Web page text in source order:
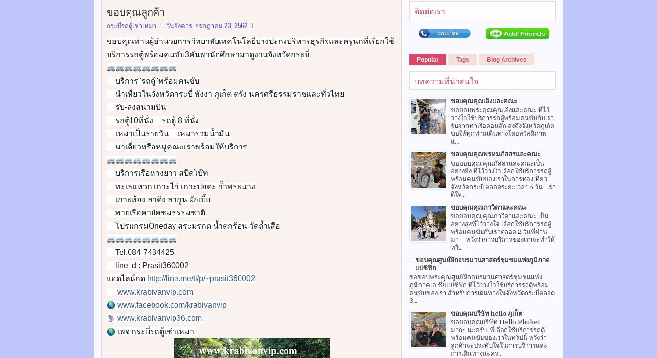
ขอบคุณลูกค้า
กระบี่รถตู้เช่าเหมา วันอังคาร, กรกฎาคม 23, 2562
ขอบคุณท่านผู้อำนวยการวิทยาลัยเทคโนโลยีบางปะกงบริหารธุรกิจและครูนกที่เรียกใช้
บริการรถตู้พร้อมคนขับ3คันพานักศึกษามาดูงานจังหวัดกระบี่
🚐🚐🚐🚐🚐🚐🚐🚐
บริการ"รถตู้"พร้อมคนขับ
นำเที่ยวในจังหวัดกระบี่ พังงา ภูเก็ต ตรัง นครศรีธรรมราชและทั่วไทย
รับ-ส่งสนามบิน
รถตู้10ที่นั่ง
รถตู้ 8 ที่นั่ง
เหมาเป็นรายวัน
เหมารวมน้ำมัน
มาเดี่ยวหรือหมู่คณะเราพร้อมให้บริการ
🚐🚐🚐🚐🚐🚐🚐🚐
👉บริการเรือหางยาว สปีดโบ๊ท
👉ทะเลแหวก เกาะไก่ เกาะปอดะ ถ้ำพระนาง
👉เกาะห้อง ลาดิง ลากูน ผักเบี้ย
👉พายเรือคายัคชมธรรมชาติ
โปรแกรมOneday สระมรกต น้ำตกร้อน วัดถ้ำเสือ
🚐🚐🚐🚐🚐🚐🚐🚐
Tel.084-7484425
line id : Prasit360002
แอดไลน์กด http://line.me/ti/p/~prasit360002
www.krabivanvip.com
🌎 www.facebook.com/krabivanvip
📡 www.krabivanvip36.com
🌎 เพจ กระบี่รถตู้เช่าเหมา
ติดต่อเรา
Popular Tags Blog Archives
บทความที่น่าสนใจ
ขอบคุณคุณเอิงและคณะ
ขอขอบพระคุณคุณเอิงและคณะ ที่ไว้
วางใจใช้บริการรถตู้พร้อมคนขับกับเรา
รับจากท่าเรือดอนสัก ส่งถึงจังหวัดภูเก็ต
ขอให้ทุกท่านเดินทางโดยสวัสดิภาพ
แ...
ขอบคุณคุณพรหมภัสสรและคณะ
ขอขอบคุณ คุณภัสสรและคณะเป็น
อย่างยิ่ง ที่ไว้วางใจเลือกใช้บริการรถตู้
พร้อมคนขับของเราในการท่องเที่ยว
จังหวัดกระบี่ ตลอดระยะเวลา 5 วัน เรา
ดีใจ...
ขอบคุณคุณภาวิดาและคณะ
ขอขอบคุณ คุณภาวิดาและคณะ เป็น
อย่างสูงที่ไว้วางใจ เลือกใช้บริการรถตู้
พร้อมคนขับกับเราตลอด 2 วันที่ผ่าน
มา หวังว่าการบริการของเราจะทำให้
ทริ...
ขอบคุณศูนย์ฝึกอบรมวนศาสตร์ชุมชมแห่งภูมิภาค
แปซิฟิก
ขอขอบพระคุณศูนย์ฝึกอบรมวนศาสตร์ชุมชนแห่ง
ภูมิภาคเอเชียแปซิฟิก ที่ไว้วางใจใช้บริการรถตู้พร้อม
คนขับของเรา สำหรับการเดินทางในจังหวัดกระบี่ตลอด
3...
ขอบคุณบริษัท hello ภูเก็ต
ขอขอบคุณบริษัท Hello Phuket
มากๆ นะครับ ที่เลือกใช้บริการรถตู้
พร้อมคนขับของเราในทริปนี้ หวังว่า
ลูกค้าจะประทับใจในการบริการและ
การเดินทางนะคร...